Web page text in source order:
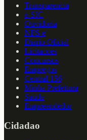
Transparencia
e-SIC
Ouvidoria
NFS-e
Diario Oficial
Licitacoes
Concursos
Empregos
Central 156
Minha Prefeitura
Saude
Empreendedor
Cidadao